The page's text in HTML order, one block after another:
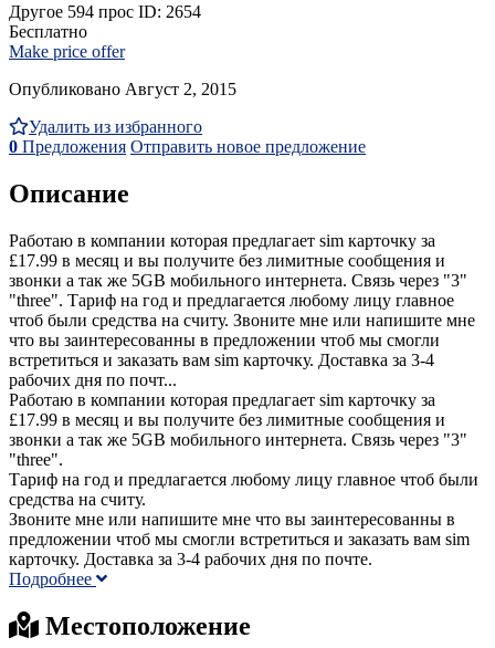
Другое 594 прос ID: 2654
Бесплатно
Make price offer
Опубликовано Август 2, 2015
Удалить из избранного
0 Предложения Отправить новое предложение
Описание
Работаю в компании которая предлагает sim карточку за
£17.99 в месяц и вы получите без лимитные сообщения и
звонки а так же 5GB мобильного интернета. Связь через "3"
"three". Тариф на год и предлагается любому лицу главное
чтоб были средства на считу. Звоните мне или напишите мне
что вы заинтересованны в предложении чтоб мы смогли
встретиться и заказать вам sim карточку. Доставка за 3-4
рабочих дня по почт...
Работаю в компании которая предлагает sim карточку за
£17.99 в месяц и вы получите без лимитные сообщения и
звонки а так же 5GB мобильного интернета. Связь через "3"
"three".
Тариф на год и предлагается любому лицу главное чтоб были
средства на считу.
Звоните мне или напишите мне что вы заинтересованны в
предложении чтоб мы смогли встретиться и заказать вам sim
карточку. Доставка за 3-4 рабочих дня по почте.
Подробнее
Местоположение